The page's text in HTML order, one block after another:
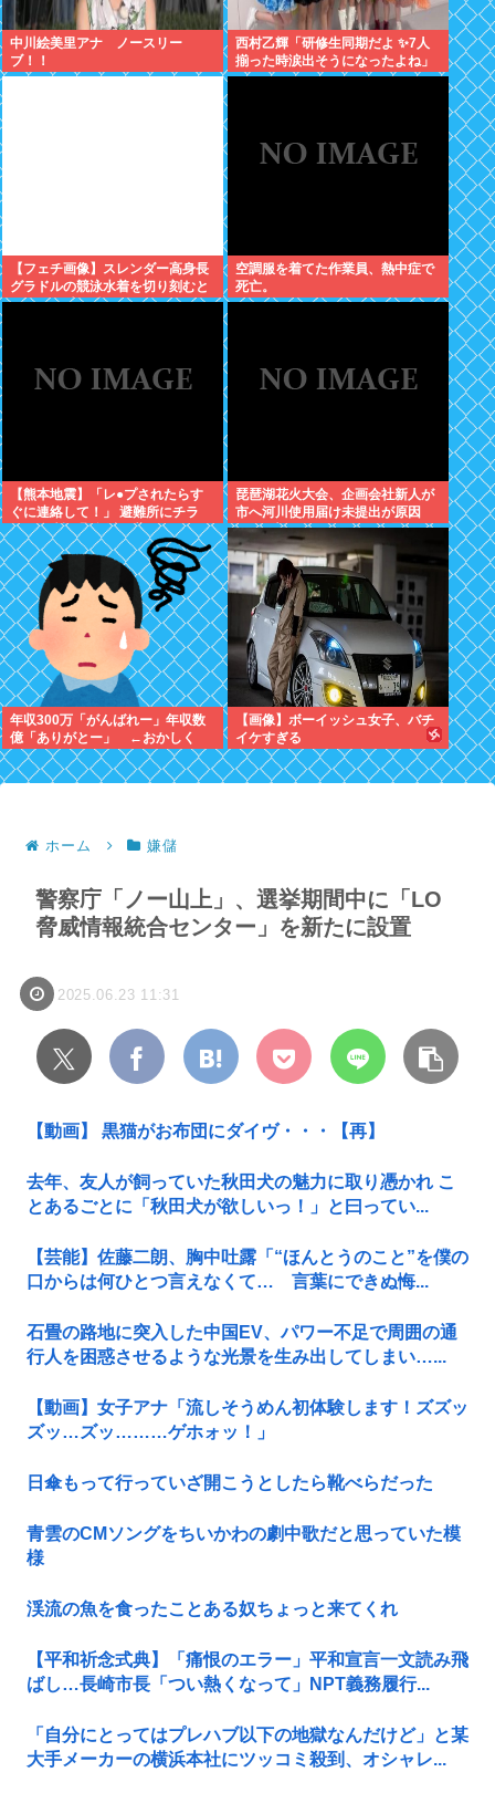
中川絵美里アナ ノースリー
ブ！！
西村乙輝「研修生同期だよ ✨7人
揃った時涙出そうになったよね」
【フェチ画像】スレンダー高身長
グラドルの競泳水着を切り刻むと
ヌルヌル 大開脚×マッサージ
空調服を着てた作業員、熱中症で
死亡。
【熊本地震】「レ●プされたらす
ぐに連絡して！」 避難所にチラ
シ。 無料で緊急避妊薬を届けるシ
ステムを実現へ
琵琶湖花火大会、企画会社新人が
市へ河川使用届け未提出が原因
→Xで告知したらできると思った
年収300万「がんばれー」年収数
億「ありがとー」 ←おかしく
ね？
【画像】ボーイッシュ女子、バチ
イケすぎる
ホーム 嫌儲
警察庁「ノー山上」、選挙期間中に「LO
脅威情報統合センター」を新たに設置
2025.06.23 11:31
【動画】 黒猫がお布団にダイヴ・・・【再】
去年、友人が飼っていた秋田犬の魅力に取り憑かれ こ
とあるごとに「秋田犬が欲しいっ！」と曰ってい...
【芸能】佐藤二朗、胸中吐露「“ほんとうのこと”を僕の
口からは何ひとつ言えなくて… 言葉にできぬ悔...
石畳の路地に突入した中国EV、パワー不足で周囲の通
行人を困惑させるような光景を生み出してしまい…...
【動画】女子アナ「流しそうめん初体験します！ズズッ
ズッ…ズッ………ゲホォッ！」
日傘もって行っていざ開こうとしたら靴べらだった
青雲のCMソングをちいかわの劇中歌だと思っていた模
様
渓流の魚を食ったことある奴ちょっと来てくれ
【平和祈念式典】「痛恨のエラー」平和宣言一文読み飛
ばし…長崎市長「つい熱くなって」NPT義務履行...
「自分にとってはプレハブ以下の地獄なんだけど」と某
大手メーカーの横浜本社にツッコミ殺到、オシャレ...